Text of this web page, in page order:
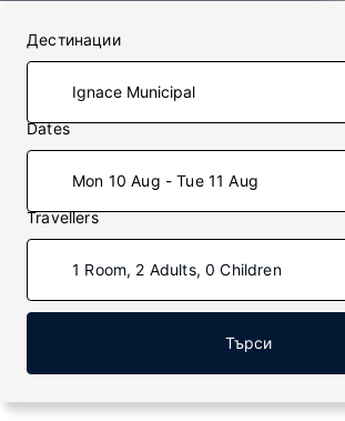
Дестинации
Dates
Mon 10 Aug - Tue 11 Aug
Travellers
1 Room, 2 Adults, 0 Children
Търси